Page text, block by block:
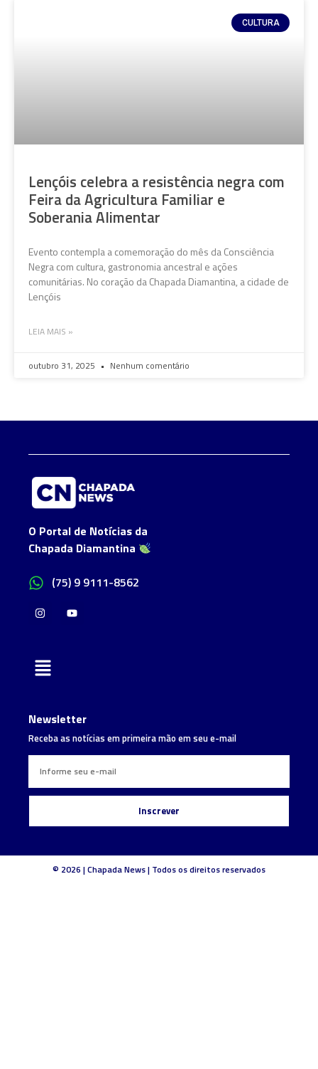
CULTURA
Lençóis celebra a resistência negra com
Feira da Agricultura Familiar e
Soberania Alimentar
Evento contempla a comemoração do mês da Consciência
Negra com cultura, gastronomia ancestral e ações
comunitárias. No coração da Chapada Diamantina, a cidade de
Lençóis
LEIA MAIS »
outubro 31, 2025 Nenhum comentário
O Portal de Notícias da
Chapada Diamantina
(75) 9 9111-8562
Newsletter
Receba as notícias em primeira mão em seu e-mail
Inscrever
© 2026 | Chapada News | Todos os direitos reservados